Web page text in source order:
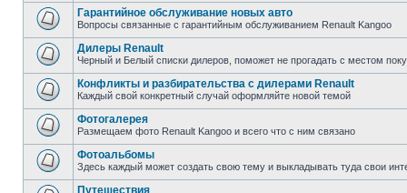
Гарантийное обслуживание новых авто
Вопросы связанные с гарантийным обслуживанием Renault Kangoo
Дилеры Renault
Черный и Белый списки дилеров, поможет не прогадать с местом
Конфликты и разбирательства с дилерами Renault
Каждый свой конкретный случай оформляйте новой темой
Фотогалерея
Размещаем фото Renault Kangoo и всего что с ним связано
Фотоальбомы
Здесь каждый может создать свою тему и выкладывать туда свои
Путешествия